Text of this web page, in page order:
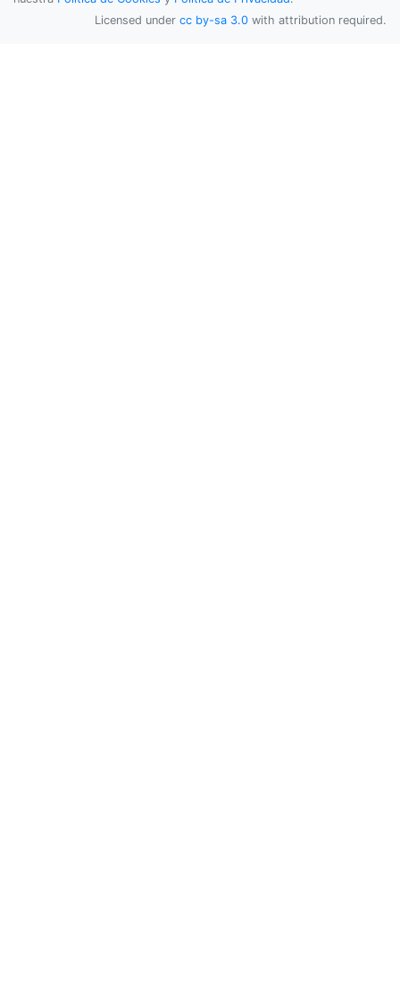
Licensed under cc by-sa 3.0 with attribution required.